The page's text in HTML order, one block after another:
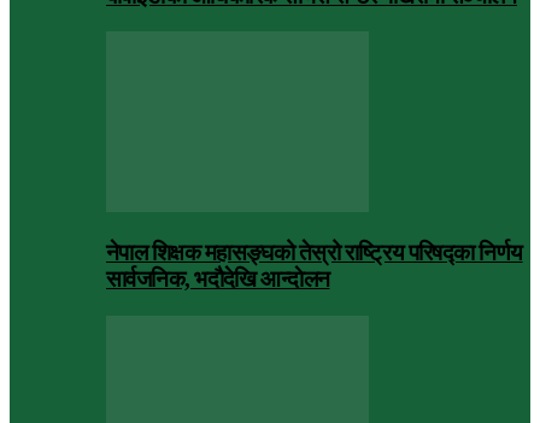
नेपाल शिक्षक महासङ्घको तेस्रो राष्ट्रिय परिषद्का निर्णय
सार्वजनिक, भदाैदेखि आन्दाेलन